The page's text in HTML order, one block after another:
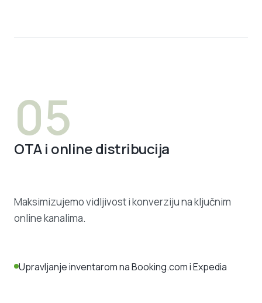
05
OTA i online distribucija
Maksimizujemo vidljivost i konverziju na ključnim
online kanalima.
Upravljanje inventarom na Booking.com i Expedia